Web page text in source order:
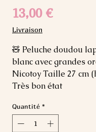
13,00 €Prix
Livraison
🧸 Peluche doudou
blanc avec grandes
Nicotoy Taille 27 cm
Très bon état
Quantité *